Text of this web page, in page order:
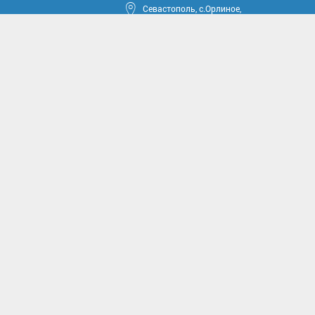
Севастополь, с.Орлиное,